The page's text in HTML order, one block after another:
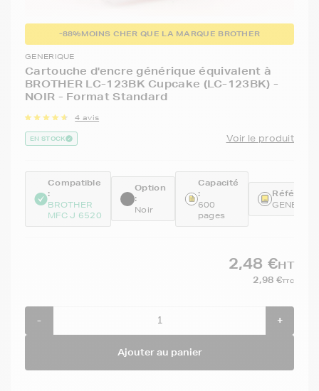
-88%MOINS CHER QUE LA MARQUE BROTHER
GENERIQUE
Cartouche d'encre générique équivalent à
BROTHER LC-123BK Cupcake (LC-123BK) -
NOIR - Format Standard
4 avis
EN STOCK Voir le produit
Compatible
:
BROTHER
MFC J 6520
Option
:
Noir
Capacité
:
600
pages
2,48 €HT
2,98 €TTC
- +
Ajouter au panier